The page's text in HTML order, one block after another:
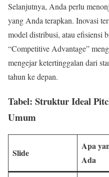
Selanjutnya, Anda perlu
yang Anda terapkan. Inovasi
model distribusi, atau efisiensi
“Competitive Advantage”
mengejar ketertinggalan dari
tahun ke depan.
Tabel: Struktur Ideal
Umum
Slide
Apa
Ada